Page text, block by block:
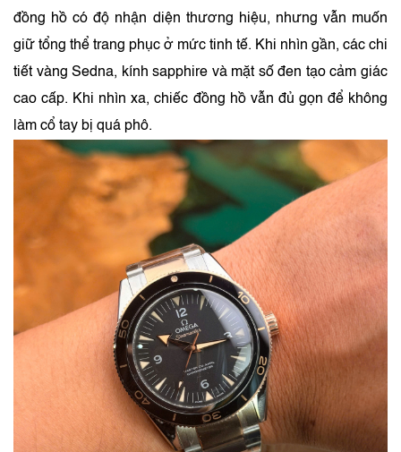
đồng hồ có độ nhận diện thương hiệu, nhưng vẫn muốn
giữ tổng thể trang phục ở mức tinh tế. Khi nhìn gần, các chi
tiết vàng Sedna, kính sapphire và mặt số đen tạo cảm giác
cao cấp. Khi nhìn xa, chiếc đồng hồ vẫn đủ gọn để không
làm cổ tay bị quá phô.